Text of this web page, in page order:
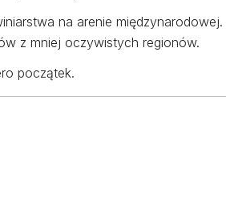
na arenie
z mniej oczywistych regionów.
początek.